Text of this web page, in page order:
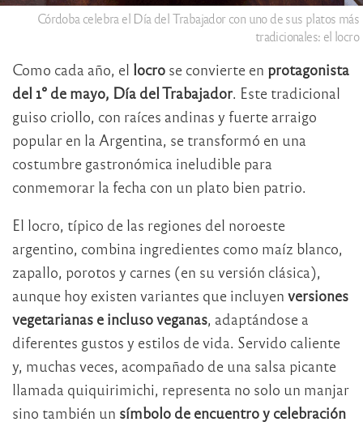
Córdoba celebra el Día del Trabajador con uno de sus platos más
tradicionales: el locro
Como cada año, el locro se convierte en protagonista
del 1° de mayo, Día del Trabajador. Este tradicional
guiso criollo, con raíces andinas y fuerte arraigo
popular en la Argentina, se transformó en una
costumbre gastronómica ineludible para
conmemorar la fecha con un plato bien patrio.
El locro, típico de las regiones del noroeste
argentino, combina ingredientes como maíz blanco,
zapallo, porotos y carnes (en su versión clásica),
aunque hoy existen variantes que incluyen versiones
vegetarianas e incluso veganas, adaptándose a
diferentes gustos y estilos de vida. Servido caliente
y, muchas veces, acompañado de una salsa picante
llamada quiquirimichi, representa no solo un manjar
sino también un símbolo de encuentro y celebración